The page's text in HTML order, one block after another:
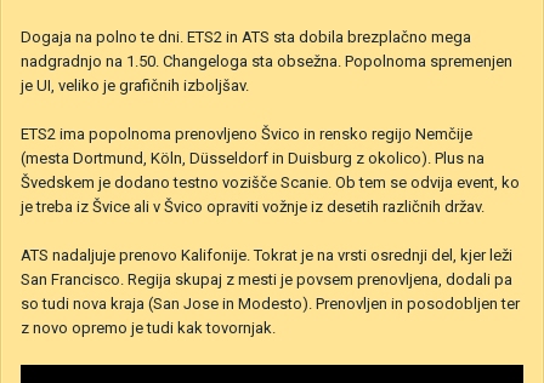
Dogaja na polno te dni. ETS2 in ATS sta dobila brezplačno mega
nadgradnjo na 1.50. Changeloga sta obsežna. Popolnoma spremenjen
je UI, veliko je grafičnih izboljšav.
ETS2 ima popolnoma prenovljeno Švico in rensko regijo Nemčije
(mesta Dortmund, Köln, Düsseldorf in Duisburg z okolico). Plus na
Švedskem je dodano testno vozišče Scanie. Ob tem se odvija event, ko
je treba iz Švice ali v Švico opraviti vožnje iz desetih različnih držav.
ATS nadaljuje prenovo Kalifonije. Tokrat je na vrsti osrednji del, kjer leži
San Francisco. Regija skupaj z mesti je povsem prenovljena, dodali pa
so tudi nova kraja (San Jose in Modesto). Prenovljen in posodobljen ter
z novo opremo je tudi kak tovornjak.